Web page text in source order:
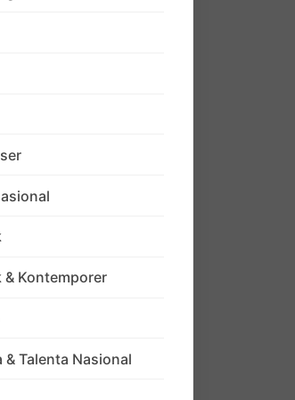
& Kontemporer
& Talenta Nasional